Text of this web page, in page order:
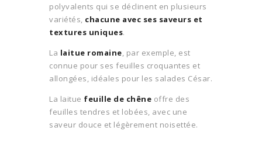
polyvalents qui se déclinent en plusieurs
variétés, chacune avec ses saveurs et
textures uniques.
La laitue romaine, par exemple, est
connue pour ses feuilles croquantes et
allongées, idéales pour les salades César.
La laitue feuille de chêne offre des
feuilles tendres et lobées, avec une
saveur douce et légèrement noisettée.